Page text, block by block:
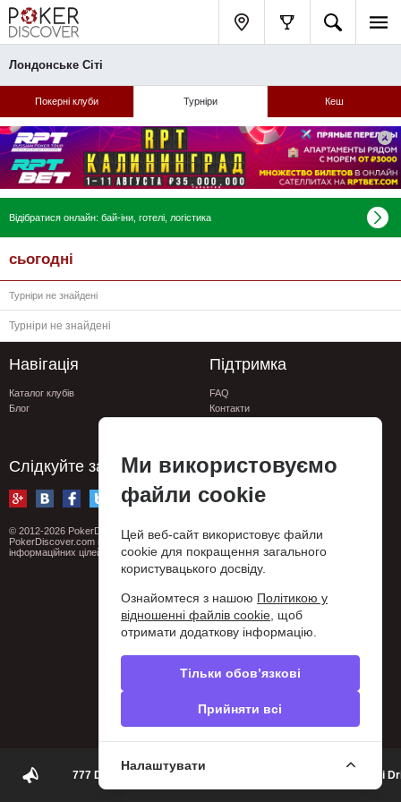
Лондонське Сіті
Покерні клуби Турніри Кеш
Відібратися онлайн: бай-іни, готелі, логістика
сьогодні
Турніри не знайдені
Турніри не знайдені
Навігація
Каталог клубів
Блог
Підтримка
FAQ
Контакти
Слідкуйте за нами
© 2012-2026 PokerDiscover.com. Всі права захищені.
PokerDiscover.com не є організатором ігор. Сайт призначений виключно для
інформаційних цілей. 18+
777 DUBAI POKER | Daily Poker games in the heart of Marasi
Ми використовуємо
файли cookie
Цей веб-сайт використовує файли
cookie для покращення загального
користувацького досвіду.
Ознайомтеся з нашою Політикою у
відношенні файлів cookie, щоб
отримати додаткову інформацію.
Тільки обов’язкові
Прийняти всі
Налаштувати